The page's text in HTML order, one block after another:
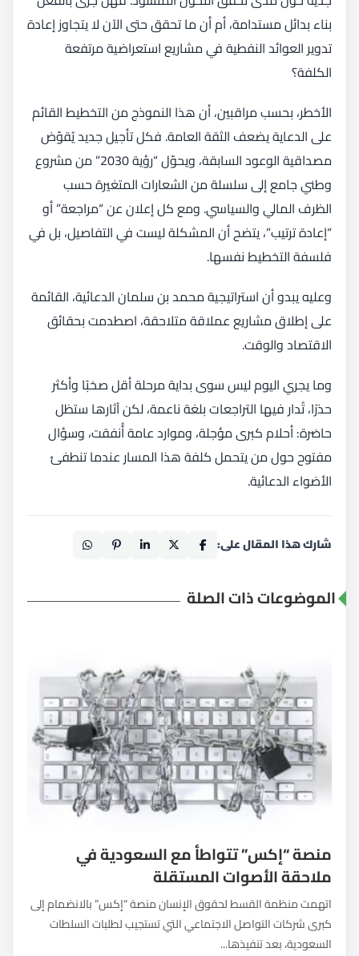
بناء بدائل مستدامة، أم أن ما تحقق حتى الآن لا يتجاوز إعادة
تدوير العوائد النفطية في مشاريع استعراضية مرتفعة
الكلفة؟
الأخطر، بحسب مراقبين، أن هذا النموذج من التخطيط القائم
على الدعاية يضعف الثقة العامة. فكل تأجيل جديد يُقوّض
مصداقية الوعود السابقة، ويحوّل “رؤية 2030” من مشروع
وطني جامع إلى سلسلة من الشعارات المتغيرة حسب
الظرف المالي والسياسي. ومع كل إعلان عن “مراجعة” أو
“إعادة ترتيب”، يتضح أن المشكلة ليست في التفاصيل، بل في
فلسفة التخطيط نفسها.
وعليه يبدو أن استراتيجية محمد بن سلمان الدعائية، القائمة
على إطلاق مشاريع عملاقة متلاحقة، اصطدمت بحقائق
الاقتصاد والوقت.
وما يجري اليوم ليس سوى بداية مرحلة أقل صخبًا وأكثر
حذرًا، تُدار فيها التراجعات بلغة ناعمة، لكن آثارها ستظل
حاضرة: أحلام كبرى مؤجلة، وموارد عامة أُنفقت، وسؤال
مفتوح حول من يتحمل كلفة هذا المسار عندما تنطفئ
الأضواء الدعائية.
شارك هذا المقال على:
الموضوعات ذات الصلة
منصة “إكس” تتواطأ مع السعودية في
ملاحقة الأصوات المستقلة
اتهمت منظمة القسط لحقوق الإنسان منصة “إكس” بالانضمام إلى
كبرى شركات التواصل الاجتماعي التي تستجيب لطلبات السلطات
السعودية، بعد تنفيذها...